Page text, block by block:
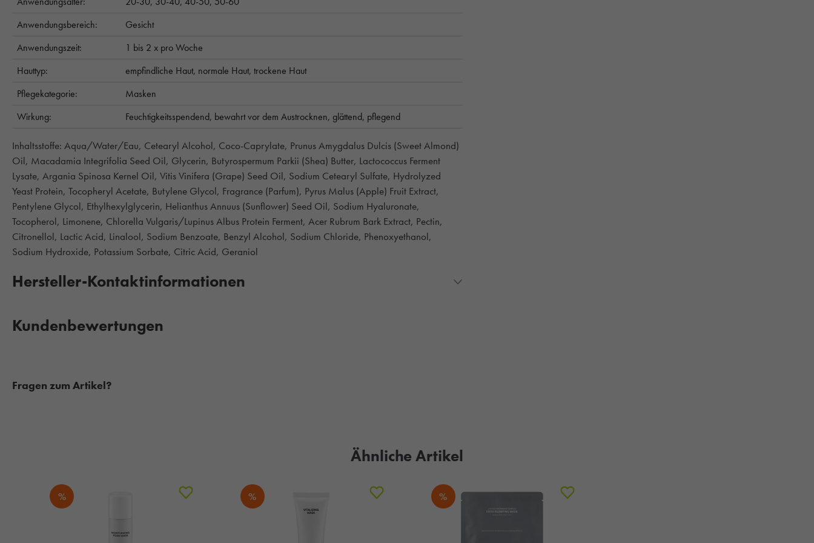
Anwendungsbereich:
Gesicht
Anwendungszeit:
1 bis 2 x pro Woche
Hauttyp:
empfindliche Haut, normale Haut, trockene Haut
Pflegekategorie:
Masken
Wirkung:
Feuchtigkeitsspendend, bewahrt vor dem Austrocknen, glättend, pflegend
Inhaltsstoffe: Aqua/Water/Eau, Cetearyl Alcohol, Coco-Caprylate, Prunus Amygdalus Dulcis (Sweet Almond)
Oil, Macadamia Integrifolia Seed Oil, Glycerin, Butyrospermum Parkii (Shea) Butter, Lactococcus Ferment
Lysate, Argania Spinosa Kernel Oil, Vitis Vinifera (Grape) Seed Oil, Sodium Cetearyl Sulfate, Hydrolyzed
Yeast Protein, Tocopheryl Acetate, Butylene Glycol, Fragrance (Parfum), Pyrus Malus (Apple) Fruit Extract,
Pentylene Glycol, Ethylhexylglycerin, Helianthus Annuus (Sunflower) Seed Oil, Sodium Hyaluronate,
Tocopherol, Limonene, Chlorella Vulgaris/Lupinus Albus Protein Ferment, Acer Rubrum Bark Extract, Pectin,
Citronellol, Lactic Acid, Linalool, Sodium Benzoate, Benzyl Alcohol, Sodium Chloride, Phenoxyethanol,
Sodium Hydroxide, Potassium Sorbate, Citric Acid, Geraniol
Hersteller-Kontaktinformationen
Kundenbewertungen